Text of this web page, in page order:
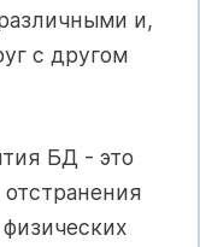
и,
с другом
БД - это